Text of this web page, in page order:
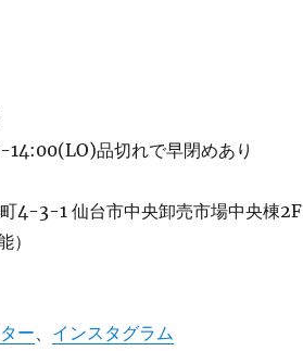
品切れで早閉めあり
4-3-1 仙台市中央卸売市場中央棟2F
ー インスタグラム